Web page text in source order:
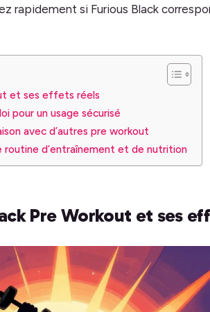
rapidement si Furious Black
et ses effets réels
pour un usage sécurisé
avec d’autres pre workout
routine d’entraînement et de nutrition
Pre Workout et ses